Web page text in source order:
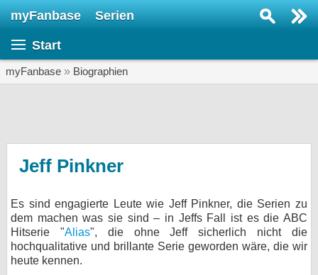
myFanbase Serien
Start
myFanbase » Biographien
Jeff Pinkner
Es sind engagierte Leute wie Jeff Pinkner, die Serien zu
dem machen was sie sind – in Jeffs Fall ist es die ABC
Hitserie "Alias", die ohne Jeff sicherlich nicht die
hochqualitative und brillante Serie geworden wäre, die wir
heute kennen.
KULTUR
Specials
SERVICE